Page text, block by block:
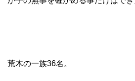
荒木の一族36名。